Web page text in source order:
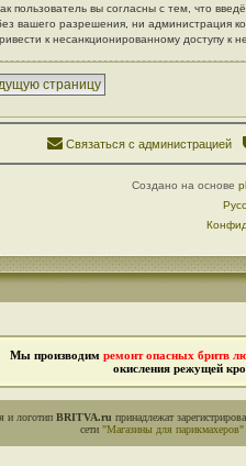
пользователь вы согласны с тем, что
вашего разрешения, ни администрация
к несанкционированному доступу к
страницу
Связаться с администрацией
Создано на основе
Мы производим ремонт опасных бритв
окисления режущей
и логотип BRITVA.ru принадлежат
сети "Магазины для парикмахеров"